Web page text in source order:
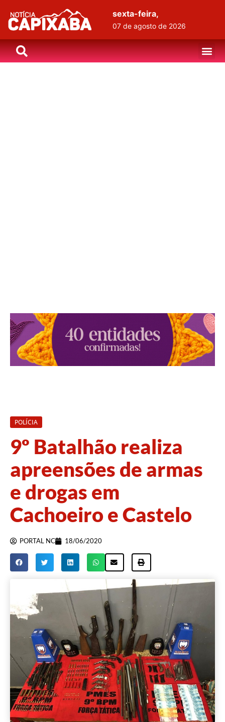
sexta-feira,
07 de agosto de 2026
POLÍCIA
9º Batalhão realiza
apreensões de armas
e drogas em
Cachoeiro e Castelo
PORTAL NC 18/06/2020